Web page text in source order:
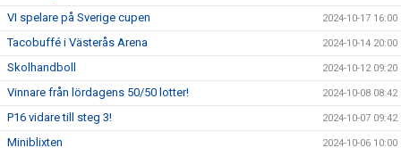
VI spelare på Sverige cupen 2024-10-17 16:00
Tacobuffé i Västerås Arena 2024-10-14 20:00
Skolhandboll 2024-10-12 09:20
Vinnare från lördagens 50/50 lotter! 2024-10-08 08:42
P16 vidare till steg 3! 2024-10-07 09:42
Miniblixten 2024-10-06 10:00